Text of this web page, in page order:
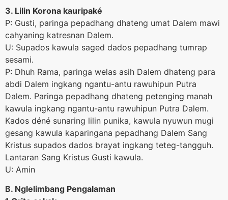
3. Lilin Korona kauripaké
P: Gusti, paringa pepadhang dhateng umat Dalem mawi
cahyaning katresnan Dalem.
U: Supados kawula saged dados pepadhang tumrap
sesami.
P: Dhuh Rama, paringa welas asih Dalem dhateng para
abdi Dalem ingkang ngantu-antu rawuhipun Putra
Dalem. Paringa pepadhang dhateng petenging manah
kawula ingkang ngantu-antu rawuhipun Putra Dalem.
Kados déné sunaring lilin punika, kawula nyuwun mugi
gesang kawula kaparingana pepadhang Dalem Sang
Kristus supados dados brayat ingkang teteg-tangguh.
Lantaran Sang Kristus Gusti kawula.
U: Amin
B. Nglelimbang Pengalaman